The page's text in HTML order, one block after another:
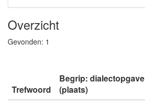
Overzicht
Gevonden: 1
Trefwoord
Begrip: dialectopgave
(plaats)